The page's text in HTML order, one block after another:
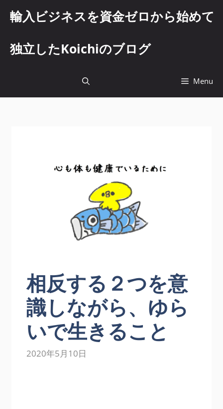
輸入ビジネスを資金ゼロから始めて
独立したKoichiのブログ
Menu
相反する２つを意
識しながら、ゆら
いで生きること
2020年5月10日